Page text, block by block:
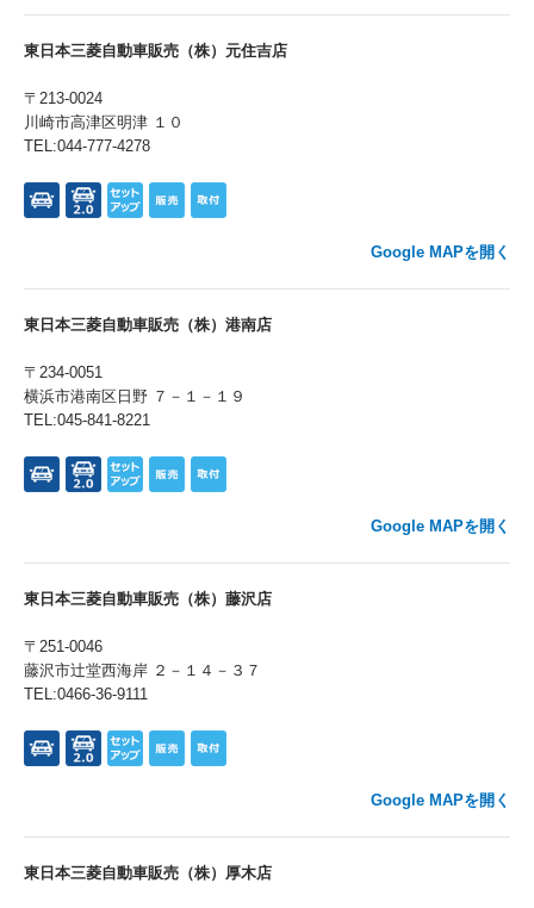
東日本三菱自動車販売（株）元住吉店
〒213-0024
川崎市高津区明津 １０
TEL:044-777-4278
Google MAPを開く
東日本三菱自動車販売（株）港南店
〒234-0051
横浜市港南区日野 ７－１－１９
TEL:045-841-8221
Google MAPを開く
東日本三菱自動車販売（株）藤沢店
〒251-0046
藤沢市辻堂西海岸 ２－１４－３７
TEL:0466-36-9111
Google MAPを開く
東日本三菱自動車販売（株）厚木店